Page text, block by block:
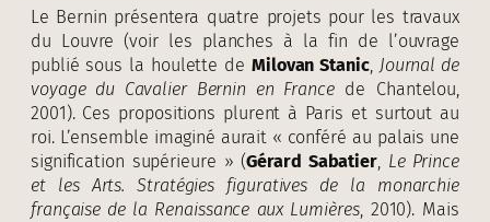
Le Bernin présentera quatre projets pour les travaux
du Louvre (voir les planches à la fin de l’ouvrage
publié sous la houlette deMilovan Stanic, Journal de
voyage du Cavalier Bernin en Francede Chantelou,
2001). Ces propositions plurent à Paris et surtout au
roi. L’ensemble imaginé aurait « conféré au palais une
signification supérieure » (Gérard Sabatier, Le Prince
et les Arts. Stratégies figuratives de la monarchie
française de la Renaissance aux Lumières, 2010). Mais